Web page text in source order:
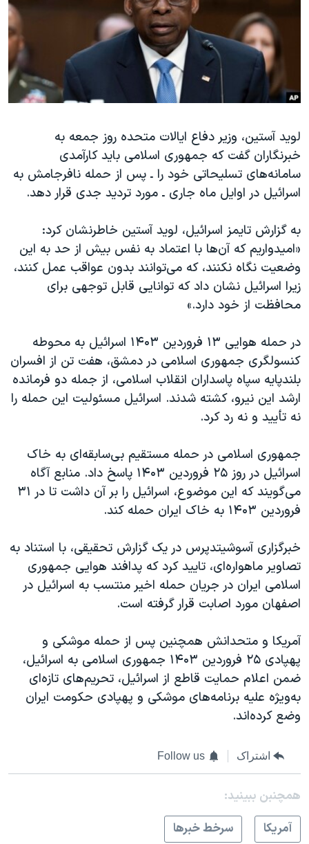
فرهنگ و زندگی
حقوق شهروندی
اقتصادی
علم و فناوری
گالری عکس
آرشیو پخش زنده
مستندها
انتخابات ریاست جمهوری آمریکا ۲۰۲۴
حمله جمهوری اسلامی به اسرائیل
رمز مهسا
اعتراضات زن، زندگی، آزادی
مجموعه مستندهای دادخواهی
تریبونال مردمی آبان ۹۸
چهل سال گروگان‌گیری
قانون شفافیت دارائی کادر رهبری ایران
اعتراضات مردمی آبان ۹۸
اسرائیل در جنگ
نرگس محمدی برنده جایزه نوبل صلح
همایش محافظه‌کاران آمریکا «سی‌پک»
صفحه‌های ویژه
سفر پرزیدنت ترامپ به چین
دنبال کنید
زبانهای مختلف
لوید آستین، وزیر دفاع ایالات متحده روز جمعه به
خبرنگاران گفت که جمهوری اسلامی باید کارآمدی
سامانه‌های تسلیحاتی خود را ـ پس از حمله نافرجامش به
اسرائیل در اوایل ماه جاری ـ مورد تردید جدی قرار دهد.
به گزارش تایمز اسرائیل، لوید آستین خاطرنشان کرد:
«امیدواریم که آن‌ها با اعتماد به نفس بیش از حد به این
وضعیت نگاه نکنند، که می‌توانند بدون عواقب عمل کنند،
زیرا اسرائیل نشان داد که توانایی قابل توجهی برای
محافظت از خود دارد.»
در حمله هوایی ۱۳ فروردین ۱۴۰۳ اسرائیل به محوطه
کنسولگری جمهوری اسلامی در دمشق، هفت تن از افسران
بلندپایه سپاه پاسداران انقلاب اسلامی، از جمله دو فرمانده
ارشد این نیرو، کشته شدند. اسرائیل مسئولیت این حمله را
نه تأیید و نه رد کرد.
جمهوری اسلامی در حمله مستقیم بی‌سابقه‌ای به خاک
اسرائیل در روز ۲۵ فروردین ۱۴۰۳ پاسخ داد. منابع آگاه
می‌گویند که این موضوع، اسرائیل را بر آن داشت تا در ۳۱
فروردین ۱۴۰۳ به خاک ایران حمله کند.
خبرگزاری آسوشیتدپرس در یک گزارش تحقیقی، با استناد به
تصاویر ماهواره‌ای، تایید کرد که پدافند هوایی جمهوری
اسلامی ایران در جریان حمله اخیر منتسب به اسرائیل در
اصفهان مورد اصابت قرار گرفته است.
آمریکا و متحدانش همچنین پس از حمله موشکی و
پهپادی ۲۵ فروردین ۱۴۰۳ جمهوری اسلامی به اسرائیل،
ضمن اعلام حمایت قاطع از اسرائیل، تحریم‌های تازه‌ای
به‌ویژه علیه برنامه‌های موشکی و پهپادی حکومت ایران
وضع کرده‌اند.
اشتراک Follow us
همچنبن ببینید:
آمريکا
سرخط خبرها